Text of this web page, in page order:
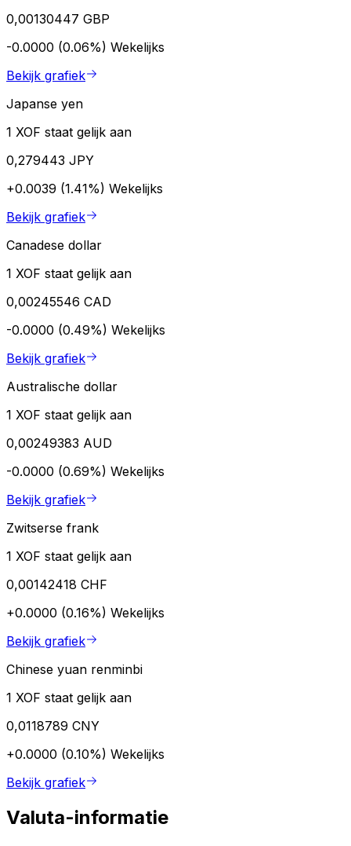
0,00130447 GBP
-0.0000 (0.06%) Wekelijks
Bekijk grafiek
Japanse yen
1 XOF staat gelijk aan
0,279443 JPY
+0.0039 (1.41%) Wekelijks
Bekijk grafiek
Canadese dollar
1 XOF staat gelijk aan
0,00245546 CAD
-0.0000 (0.49%) Wekelijks
Bekijk grafiek
Australische dollar
1 XOF staat gelijk aan
0,00249383 AUD
-0.0000 (0.69%) Wekelijks
Bekijk grafiek
Zwitserse frank
1 XOF staat gelijk aan
0,00142418 CHF
+0.0000 (0.16%) Wekelijks
Bekijk grafiek
Chinese yuan renminbi
1 XOF staat gelijk aan
0,0118789 CNY
+0.0000 (0.10%) Wekelijks
Bekijk grafiek
Valuta-informatie